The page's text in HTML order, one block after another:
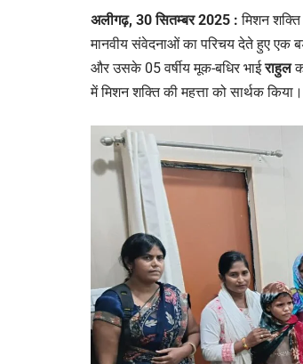
अलीगढ़, 30 सितम्बर 2025 : मिशन
मानवीय संवेदनाओं का परिचय देते हुए एक
और उसके 05 वर्षीय मूक-बधिर भाईराहुल
में मिशन शक्ति की महत्ता को सार्थक किया।